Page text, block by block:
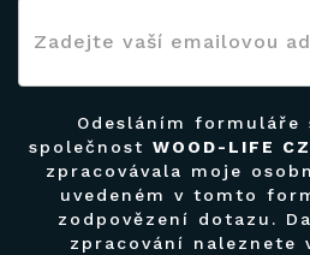
Odesláním formuláře
společnost WOOD-LIFE
zpracovávala moje
uvedeném v tomto
zodpovězení dotazu.
zpracování naleznete